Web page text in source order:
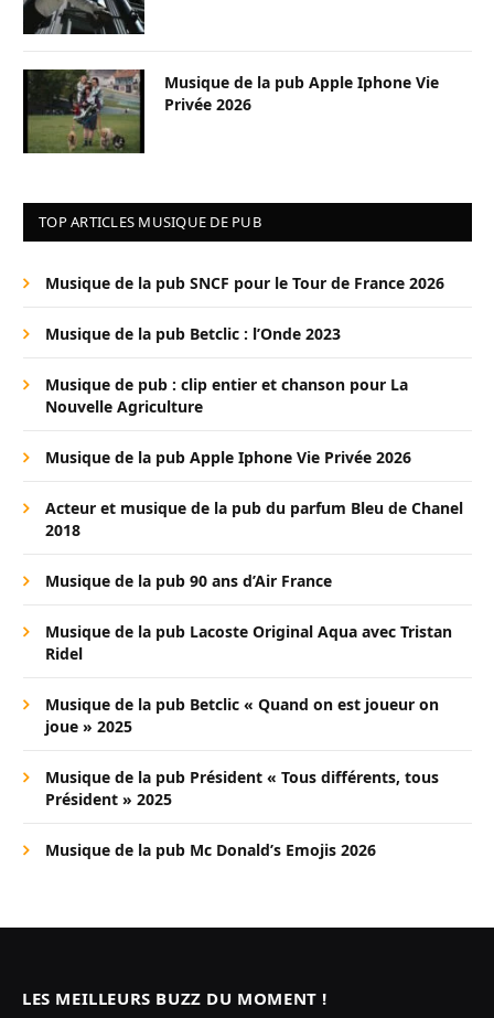
Musique de la pub Apple Iphone Vie
Privée 2026
TOP ARTICLES MUSIQUE DE PUB
Musique de la pub SNCF pour le Tour de France 2026
Musique de la pub Betclic : l’Onde 2023
Musique de pub : clip entier et chanson pour La
Nouvelle Agriculture
Musique de la pub Apple Iphone Vie Privée 2026
Acteur et musique de la pub du parfum Bleu de Chanel
2018
Musique de la pub 90 ans d’Air France
Musique de la pub Lacoste Original Aqua avec Tristan
Ridel
Musique de la pub Betclic « Quand on est joueur on
joue » 2025
Musique de la pub Président « Tous différents, tous
Président » 2025
Musique de la pub Mc Donald’s Emojis 2026
LES MEILLEURS BUZZ DU MOMENT !